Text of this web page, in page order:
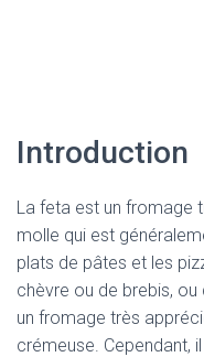
Introduction
La feta est un fromage
molle qui est
plats de pâtes et les
chèvre ou de brebis, ou
un fromage très
crémeuse. Cependant,